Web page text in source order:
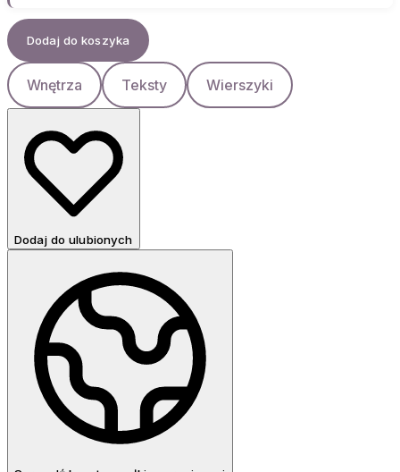
Dodaj do koszyka
Wnętrza Teksty Wierszyki
Dodaj do ulubionych